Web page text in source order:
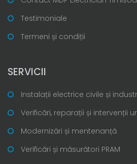
Testimoniale
Termeni și condiții
SERVICII
Instalații electrice civile și
Verificări, reparații și intervenții
Modernizări și mentenanță
Verificări și măsurători PRAM